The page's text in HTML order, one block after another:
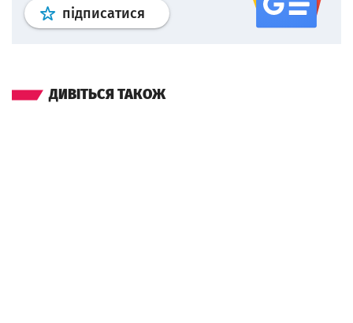
підписатися Профіль google news
ДИВІТЬСЯ ТАКОЖ